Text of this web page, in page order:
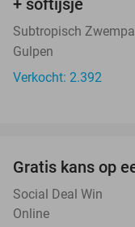
Subtropisch
Gulpen
Verkocht: 2.392
Gratis kans op
Social Deal Win
Online